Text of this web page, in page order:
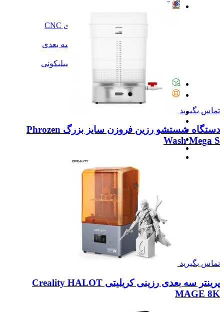
آموزش نرم‌افزار G-code برای CNC
آموزش نرم‌افزار سالیدورک
آموزش جامع ساخت پرینتر سه بعدی
آموزش تراشکاری
آموزش کامل ساخت قالب سیلیکونی
همه آموزش
پیگیری سفارشات
تماس بگیرید
دستگاه شستشو رزین فروزن سایز بزرگ Phrozen
Wash Mega S
تماس بگیرید
پرینتر سه بعدی رزینی کریلیتی Creality HALOT
MAGE 8K